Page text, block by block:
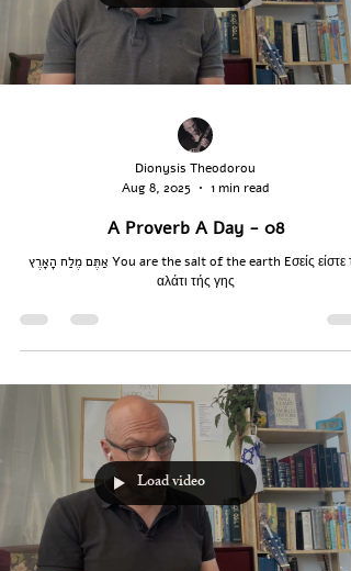
Dionysis Theodorou
Aug 8, 2025
1 min read
A Proverb A Day - 08
אַתֶּם מֶלַח הָאָרֶץ You are the salt of the earth Eσείς είστε το
αλάτι τής γης
Load video